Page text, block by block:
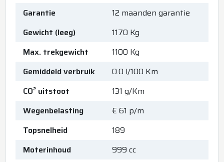
Garantie
12 maanden garantie
Gewicht (leeg)
1170 Kg
Max. trekgewicht
1100 Kg
Gemiddeld verbruik
0.0 l/100 Km
CO² uitstoot
131 g/Km
Wegenbelasting
€ 61 p/m
Topsnelheid
189
Moterinhoud
999 cc